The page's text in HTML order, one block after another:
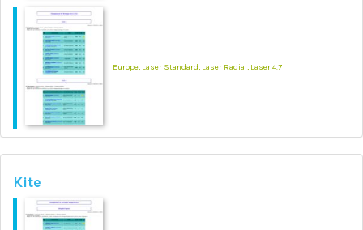
Europe, Laser Standard, Laser Radial, Laser 4.7
Kite